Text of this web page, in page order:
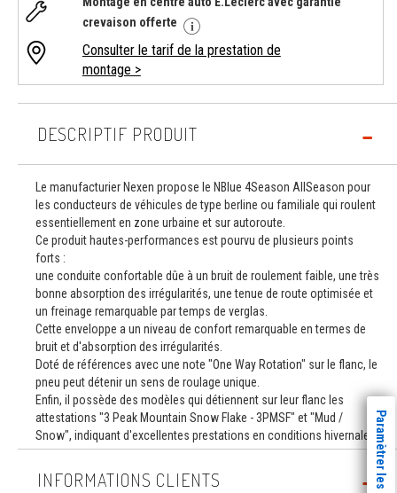
crevaison offerte
Consulter le tarif de la prestation de
montage >
DESCRIPTIF PRODUIT
Le manufacturier Nexen propose le NBlue 4Season AllSeason pour
les conducteurs de véhicules de type berline ou familiale qui roulent
essentiellement en zone urbaine et sur autoroute.
Ce produit hautes-performances est pourvu de plusieurs points
forts :
une conduite confortable dûe à un bruit de roulement faible, une très
bonne absorption des irrégularités, une tenue de route optimisée et
un freinage remarquable par temps de verglas.
Cette enveloppe a un niveau de confort remarquable en termes de
bruit et d'absorption des irrégularités.
Doté de références avec une note "One Way Rotation" sur le flanc, le
pneu peut détenir un sens de roulage unique.
Enfin, il possède des modèles qui détiennent sur leur flanc les
attestations "3 Peak Mountain Snow Flake - 3PMSF" et "Mud /
Snow", indiquant d'excellentes prestations en conditions hivernales.
INFORMATIONS CLIENTS